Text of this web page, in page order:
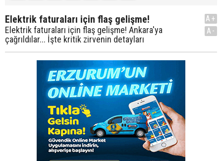
Elektrik faturaları için flaş gelişme!
Elektrik faturaları için flaş gelişme! Ankara'ya
çağrıldılar... İşte kritik zirvenin detayları
A+
A-